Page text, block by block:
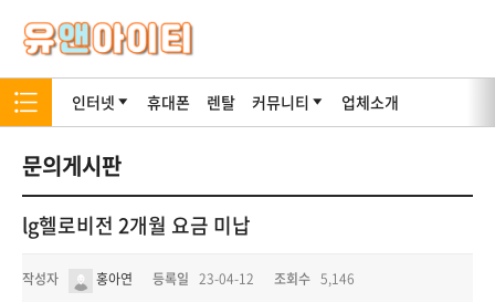
인터넷 휴대폰 렌탈 커뮤니티 업체소개
문의게시판
lg헬로비전 2개월 요금 미납
작성자 홍아연 등록일 23-04-12 조회수 5,146